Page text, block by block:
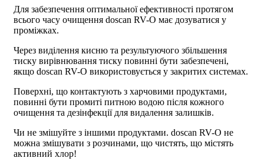
Для забезпечення оптимальної ефективності протягом
всього часу очищення doscan RV-O має дозуватися у
проміжках.
Через виділення кисню та результуючого збільшення
тиску вирівнювання тиску повинні бути забезпечені,
якщо doscan RV-O використовується у закритих системах.
Поверхні, що контактують з харчовими продуктами,
повинні бути промиті питною водою після кожного
очищення та дезінфекції для видалення залишків.
Чи не змішуйте з іншими продуктами. doscan RV-O не
можна змішувати з розчинами, що чистять, що містять
активний хлор!